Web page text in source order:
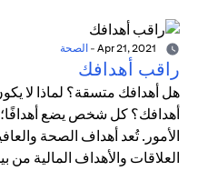
- الصحة
راقب أهدافك
هل أهدافك متسقة؟ لماذا لا
أهدافك؟ كل شخص يضع أهدافًا؛
الأمور. تُعد أهداف الصحة
العلاقات والأهداف المالية